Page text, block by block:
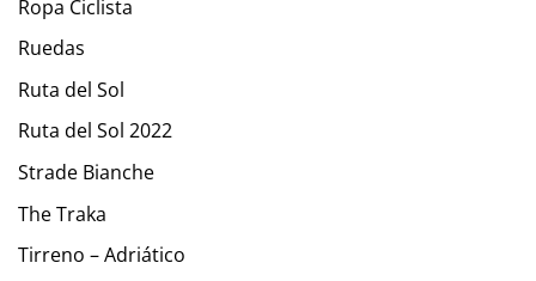
Ropa Ciclista
Ruedas
Ruta del Sol
Ruta del Sol 2022
Strade Bianche
The Traka
Tirreno – Adriático